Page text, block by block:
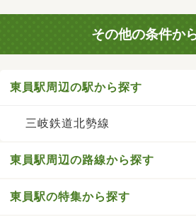
その他の条件か
東員駅周辺の駅から探す
三岐鉄道北勢線
東員駅周辺の路線から探す
東員駅の特集から探す